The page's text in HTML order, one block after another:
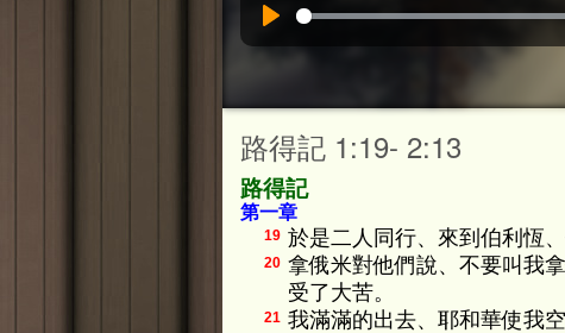
路得記 1:19- 2:13
路得記
第一章
19 於是二人同行、來到伯利恆
20 拿俄米對他們說、不要叫我
受了大苦。
21 我滿滿的出去、耶和華使我